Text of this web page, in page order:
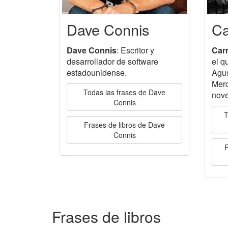
Dave Connis
Dave Connis: Escritor y
desarrollador de software
estadounidense.
Todas las frases de Dave
Connis
Frases de libros de Dave
Connis
el
Frases de libros